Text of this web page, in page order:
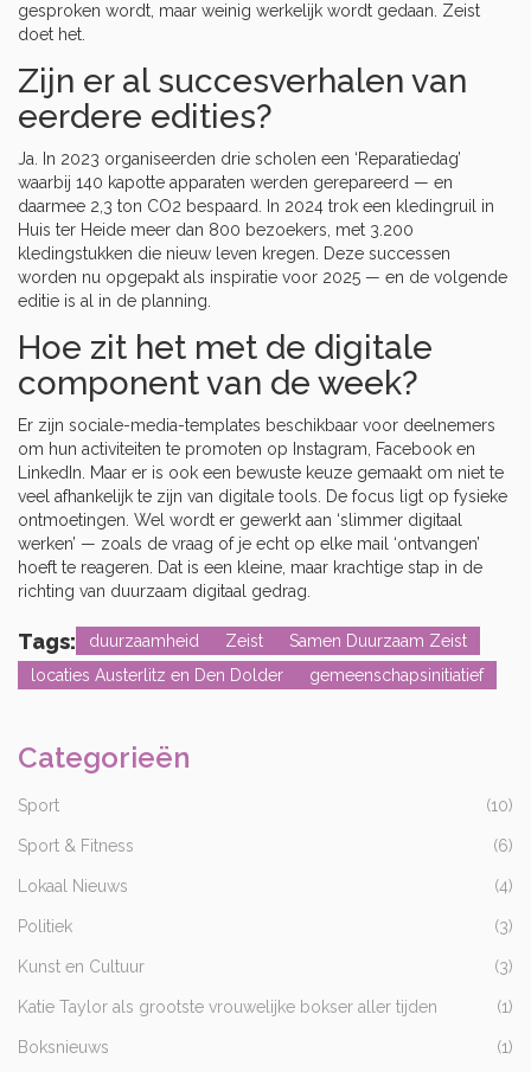
gesproken wordt, maar weinig werkelijk wordt gedaan. Zeist
doet het.
Zijn er al succesverhalen van
eerdere edities?
Ja. In 2023 organiseerden drie scholen een ‘Reparatiedag’
waarbij 140 kapotte apparaten werden gerepareerd — en
daarmee 2,3 ton CO2 bespaard. In 2024 trok een kledingruil in
Huis ter Heide meer dan 800 bezoekers, met 3.200
kledingstukken die nieuw leven kregen. Deze successen
worden nu opgepakt als inspiratie voor 2025 — en de volgende
editie is al in de planning.
Hoe zit het met de digitale
component van de week?
Er zijn sociale-media-templates beschikbaar voor deelnemers
om hun activiteiten te promoten op Instagram, Facebook en
LinkedIn. Maar er is ook een bewuste keuze gemaakt om niet te
veel afhankelijk te zijn van digitale tools. De focus ligt op fysieke
ontmoetingen. Wel wordt er gewerkt aan ‘slimmer digitaal
werken’ — zoals de vraag of je echt op elke mail ‘ontvangen’
hoeft te reageren. Dat is een kleine, maar krachtige stap in de
richting van duurzaam digitaal gedrag.
Tags: duurzaamheid Zeist
Samen Duurzaam Zeist
locaties Austerlitz en Den Dolder
gemeenschapsinitiatief
Categorieën
Sport (10)
Sport & Fitness (6)
Lokaal Nieuws (4)
Politiek (3)
Kunst en Cultuur (3)
Katie Taylor als grootste vrouwelijke bokser aller tijden (1)
Boksnieuws (1)